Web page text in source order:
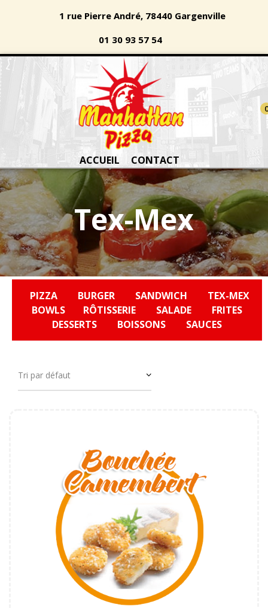
1 rue Pierre André, 78440 Gargenville
01 30 93 57 54
0
ACCUEIL CONTACT
Tex-Mex
PIZZA BURGER SANDWICH
TEX-MEX
BOWLS
RÔTISSERIE SALADE
FRITES
DESSERTS
BOISSONS SAUCES